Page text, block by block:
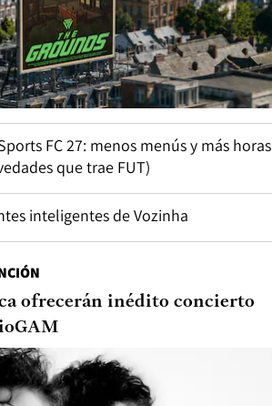
FC 27: menos menús y más horas
que trae FUT)
inteligentes de Vozinha
ofrecerán inédito concierto